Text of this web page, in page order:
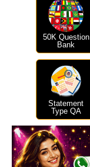
50K Question
Bank
Statement
Type QA